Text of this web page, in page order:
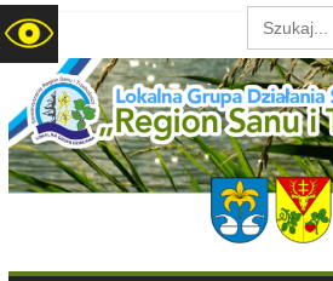
Search
for:
LGD